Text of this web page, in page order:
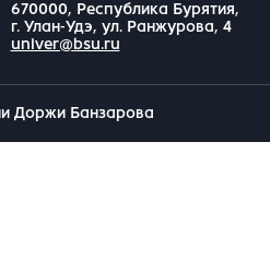
670000, Республика Бурятия,
г. Улан-Удэ, ул. Ранжурова, 4
univer@bsu.ru
Доржи Банзарова